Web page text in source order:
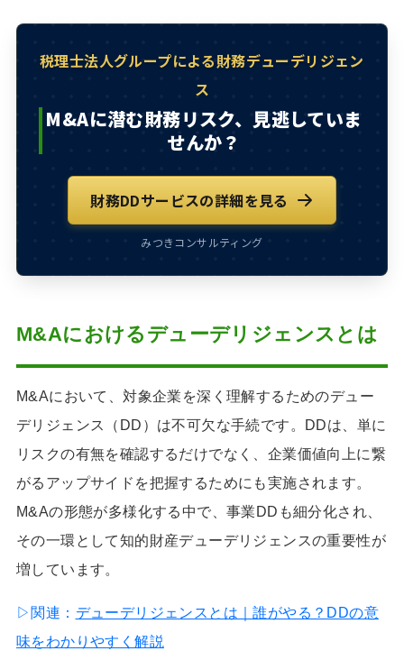
スク、見逃していませ
税理士法人グループによる財務デューデリジェン
ス
M&Aに潜む財務リスク、見逃していま
せんか？
財務DDサービスの詳細を見る
みつきコンサルティング
M&Aにおけるデューデリジェンスとは
M&Aにおいて、対象企業を深く理解するためのデュー
デリジェンス（DD）は不可欠な手続です。DDは、単に
リスクの有無を確認するだけでなく、企業価値向上に繋
がるアップサイドを把握するためにも実施されます。
M&Aの形態が多様化する中で、事業DDも細分化され、
その一環として知的財産デューデリジェンスの重要性が
増しています。
▷関連： デューデリジェンスとは｜誰がやる？DDの意
味をわかりやすく解説